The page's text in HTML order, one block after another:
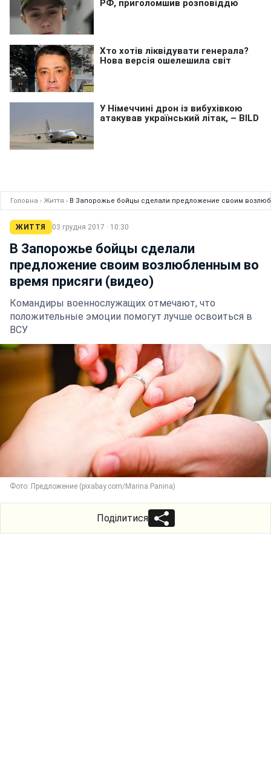
Головна › Життя › В Запорожье бойцы сделали предложение своим
ЖИТТЯ 03 грудня 2017 · 10:30
В Запорожье бойцы сделали
предложение своим возлюбленным во
время присяги (видео)
Командиры военнослужащих отмечают, что
положительные эмоции помогут лучше освоиться в
ВСУ
Фото: Предложение (pixabay.com/Marina Panina)
Поділитися